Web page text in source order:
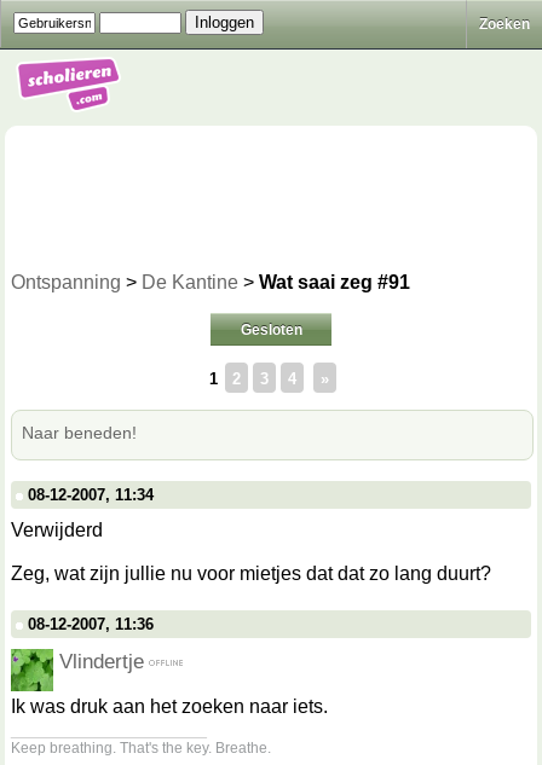
Zoeken
Ontspanning > De Kantine > Wat saai zeg #91
Gesloten
1 2 3 4 »
Naar beneden!
08-12-2007, 11:34
Verwijderd
Zeg, wat zijn jullie nu voor mietjes dat dat zo lang duurt?
08-12-2007, 11:36
Vlindertje
Ik was druk aan het zoeken naar iets.
Keep breathing. That's the key. Breathe.